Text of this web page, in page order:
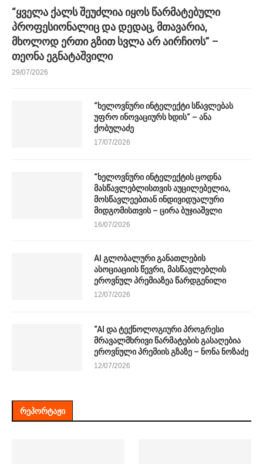
“ყველა ქალს შეუძლია იყოს წარმატებული
პროფესიონალიც და დედაც, მთავარია,
მხოლოდ ერთი გზით სვლა არ აირჩიოს” –
თეონა ეგნატაშვილი
29/07/2026
“ხელოვნური ინტელექტი სწავლებას
უფრო ინოვაციურს ხდის“ – ანა
ქობულაძე
17/07/2026
“ხელოვნური ინტელექტის ცოდნა
მასწავლებლისთვის აუცილებელია,
მოსწავლეებთან ინდივიდუალური
მიდგომისთვის – ცირა ბუჯიაშვლი
16/07/2026
AI გლობალური განათლების
ასოციაციის წევრი, მასწავლებლის
ეროვნულ პრემიაზეა წარდგენილი
12/07/2026
“AI და ტექნოლოგიური პროგრესი
მრავალმხრივი წარმატების გასაღებია
ეროვნული პრემიის გზაზე – ნონა ნოზაძე
12/07/2026
ᲠᲔᲞᲝᲠᲢᲐᲟᲘ